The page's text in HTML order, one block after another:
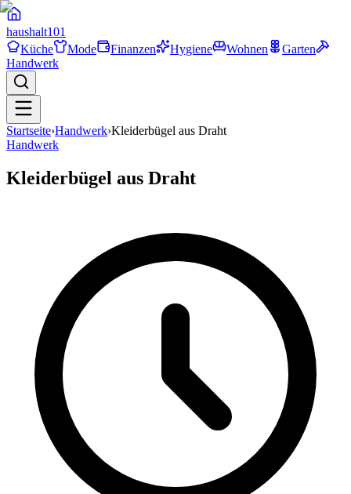
haushalt101
Küche
Mode Finanzen Hygiene Wohnen
Garten
Handwerk
Startseite›Handwerk›Kleiderbügel aus Draht
Handwerk
Kleiderbügel aus Draht